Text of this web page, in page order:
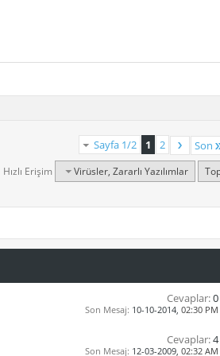
Sayfa 1/2 1 2 Son
Hızlı Erişim Virüsler, Zararlı Yazılımlar
Cevaplar:0
Son Mesaj: 10-10-2014, 02:30 PM
Cevaplar:4
Son Mesaj: 12-03-2009, 02:32 AM